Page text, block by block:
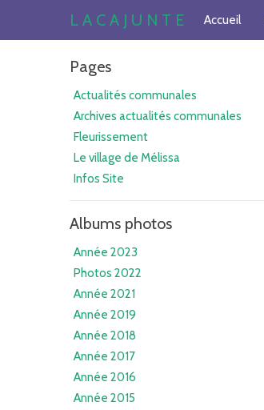
L A C A J U N T E Accueil
Pages
Actualités communales
Archives actualités communales
Fleurissement
Le village de Mélissa
Infos Site
Albums photos
Année 2023
Photos 2022
Année 2021
Année 2019
Année 2018
Année 2017
Année 2016
Année 2015